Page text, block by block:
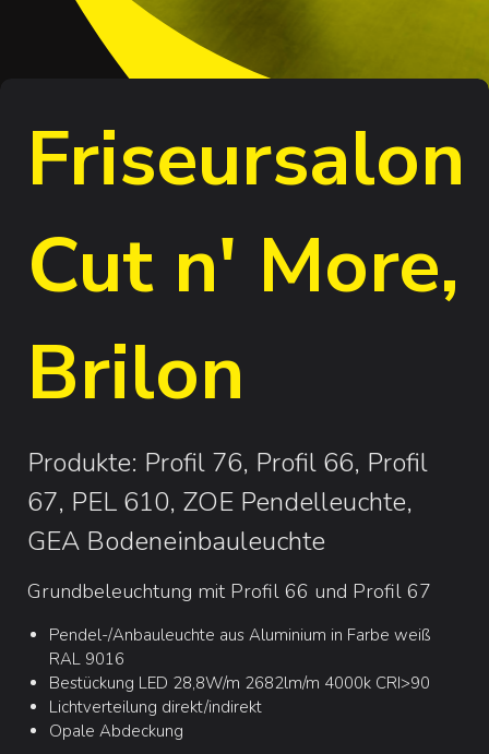
Friseursalon
Cut n' More,
Brilon
Produkte: Profil 76, Profil 66, Profil
67, PEL 610, ZOE Pendelleuchte,
GEA Bodeneinbauleuchte
Grundbeleuchtung mit Profil 66 und Profil 67
Pendel-/Anbauleuchte aus Aluminium in Farbe weiß
RAL 9016
Bestückung LED 28,8W/m 2682lm/m 4000k CRI>90
Lichtverteilung direkt/indirekt
Opale Abdeckung